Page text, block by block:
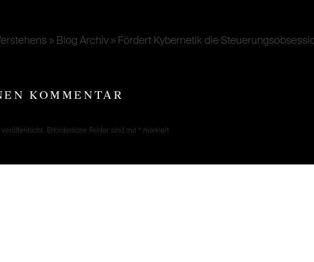
» Blog Archiv » Fördert Kybernetik die
KOMMENTAR
veröffentlicht. Erforderliche Felder sind mit * markiert